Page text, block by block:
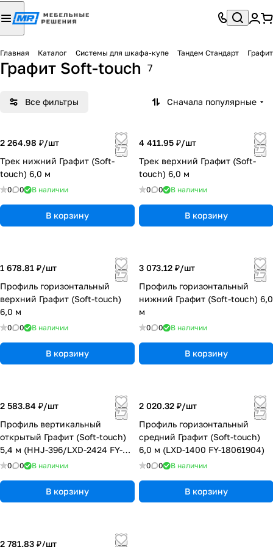
Главная Каталог Системы для шкафа-купе Тандем Стандарт
Графит Soft-touch 7
Все фильтры Сначала популярные
2 264.98 ₽/шт
Трек нижний Графит (Soft-
touch) 6,0 м
0 0 В наличии
В корзину
4 411.95 ₽/шт
Трек верхний Графит (Soft-
touch) 6,0 м
0 0 В наличии
В корзину
1 678.81 ₽/шт
Профиль горизонтальный
верхний Графит (Soft-touch)
6,0 м
0 0 В наличии
В корзину
3 073.12 ₽/шт
Профиль горизонтальный
нижний Графит (Soft-touch) 6,0
м
0 0 В наличии
В корзину
2 583.84 ₽/шт
Профиль вертикальный
открытый Графит (Soft-touch)
5,4 м (HHJ-396/LXD-2424 FY-
18061904)
0 0 В наличии
В корзину
2 020.32 ₽/шт
Профиль горизонтальный
средний Графит (Soft-touch)
6,0 м (LXD-1400 FY-18061904)
0 0 В наличии
В корзину
2 781.83 ₽/шт